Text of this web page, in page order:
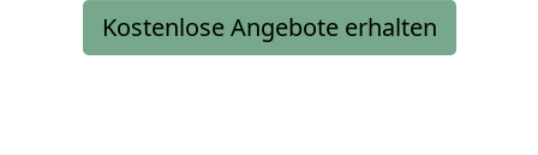
Kostenlose Angebote erhalten